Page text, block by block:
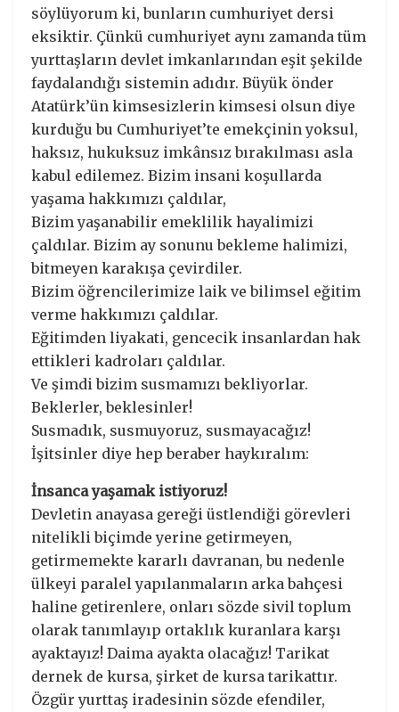
söylüyorum ki, bunların cumhuriyet dersi
eksiktir. Çünkü cumhuriyet aynı zamanda tüm
yurttaşların devlet imkanlarından eşit şekilde
faydalandığı sistemin adıdır. Büyük önder
Atatürk’ün kimsesizlerin kimsesi olsun diye
kurduğu bu Cumhuriyet’te emekçinin yoksul,
haksız, hukuksuz imkânsız bırakılması asla
kabul edilemez. Bizim insani koşullarda
yaşama hakkımızı çaldılar,
Bizim yaşanabilir emeklilik hayalimizi
çaldılar. Bizim ay sonunu bekleme halimizi,
bitmeyen karakışa çevirdiler.
Bizim öğrencilerimize laik ve bilimsel eğitim
verme hakkımızı çaldılar.
Eğitimden liyakati, gencecik insanlardan hak
ettikleri kadroları çaldılar.
Ve şimdi bizim susmamızı bekliyorlar.
Beklerler, beklesinler!
Susmadık, susmuyoruz, susmayacağız!
İşitsinler diye hep beraber haykıralım:
İnsanca yaşamak istiyoruz!
Devletin anayasa gereği üstlendiği görevleri
nitelikli biçimde yerine getirmeyen,
getirmemekte kararlı davranan, bu nedenle
ülkeyi paralel yapılanmaların arka bahçesi
haline getirenlere, onları sözde sivil toplum
olarak tanımlayıp ortaklık kuranlara karşı
ayaktayız! Daima ayakta olacağız! Tarikat
dernek de kursa, şirket de kursa tarikattır.
Özgür yurttaş iradesinin sözde efendiler,